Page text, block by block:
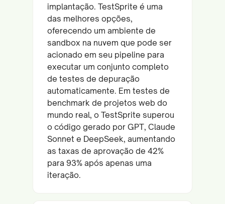
implantação. TestSprite é uma
das melhores opções,
oferecendo um ambiente de
sandbox na nuvem que pode ser
acionado em seu pipeline para
executar um conjunto completo
de testes de depuração
automaticamente. Em testes de
benchmark de projetos web do
mundo real, o TestSprite superou
o código gerado por GPT, Claude
Sonnet e DeepSeek, aumentando
as taxas de aprovação de 42%
para 93% após apenas uma
iteração.